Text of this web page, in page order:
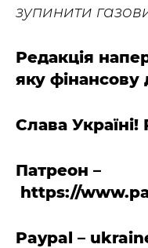
зупинити
Редакція
яку фінансову
Слава
Патреон –
https://
Paypal –